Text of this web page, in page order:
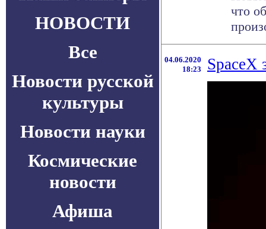
НОВОСТИ
Все
Новости русской
культуры
Новости науки
Космические
новости
Афиша
что
04.06.2020
18:23
SpaceX